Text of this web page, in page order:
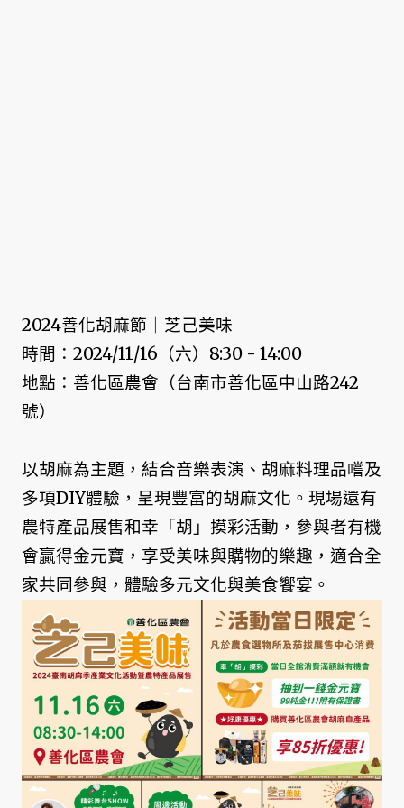
2024善化胡麻節｜芝己美味
時間：2024/11/16（六）8:30 - 14:00
地點：善化區農會（台南市善化區中山路242
號）
以胡麻為主題，結合音樂表演、胡麻料理品嚐及
多項DIY體驗，呈現豐富的胡麻文化。現場還有
農特產品展售和幸「胡」摸彩活動，參與者有機
會贏得金元寶，享受美味與購物的樂趣，適合全
家共同參與，體驗多元文化與美食饗宴。